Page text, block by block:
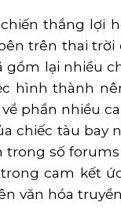
thắng lợi
trên thai
lại nhiều
hình thành
phần nhiều
chiếc tàu bay
số
cam kết
văn hóa